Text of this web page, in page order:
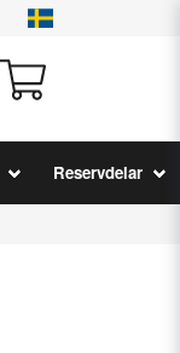
Reservdelar